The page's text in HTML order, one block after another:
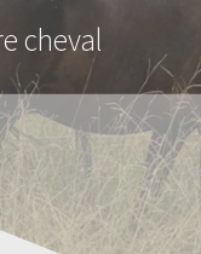
cheval